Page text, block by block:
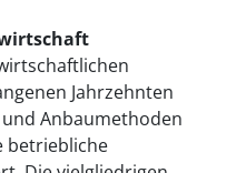
Jahrzehnten
Anbaumethoden
betriebliche